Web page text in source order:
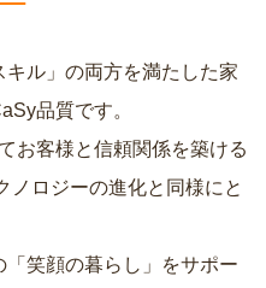
キル」の両方を満たした家
品質です。
お客様と信頼関係を築ける
笑顔の暮らし」をサポー